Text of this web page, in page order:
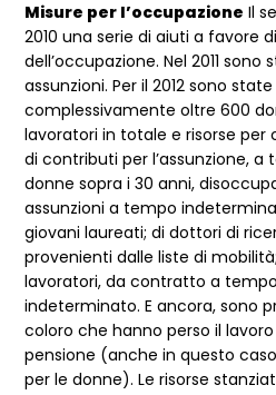
Misure per l’occupazione Il
2010 una serie di aiuti a favore
dell’occupazione. Nel 2011
assunzioni. Per il 2012 sono
complessivamente oltre 600
lavoratori in totale e risorse per
di contributi per l’assunzione,
donne sopra i 30 anni,
assunzioni a tempo
giovani laureati; di dottori di
provenienti dalle liste di
lavoratori, da contratto a
indeterminato. E ancora, sono
coloro che hanno perso il
pensione (anche in questo
per le donne). Le risorse